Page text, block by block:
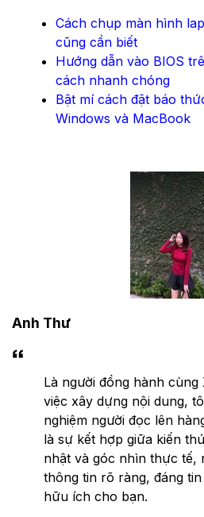
Cách chụp màn hình
cũng cần biết
Hướng dẫn vào BIOS
cách nhanh chóng
Bật mí cách đặt báo
Windows và MacBook
Anh Thư
Là người đồng hành cùng
việc xây dựng nội dung,
nghiệm người đọc lên
là sự kết hợp giữa kiến
nhật và góc nhìn thực tế,
thông tin rõ ràng, đáng
hữu ích cho bạn.